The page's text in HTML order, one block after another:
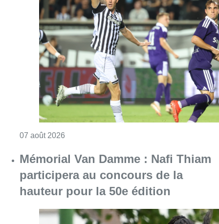
07 août 2026Consulter l'article "Europa League :
Mémorial Van Damme : Nafi Thiam
participera au concours de la
hauteur pour la 50e édition